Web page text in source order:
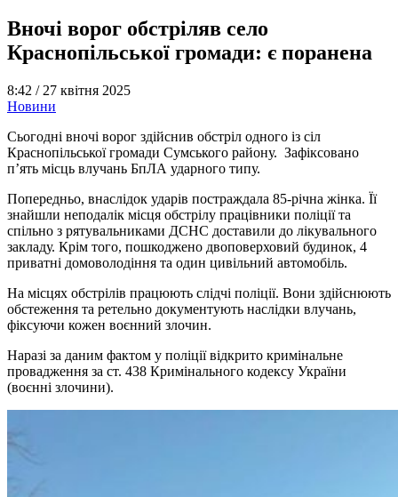
Вночі ворог обстріляв село
Краснопільської громади: є поранена
8:42 / 27 квітня 2025
Новини
Сьогодні вночі ворог здійснив обстріл одного із сіл
Краснопільської громади Сумського району. Зафіксовано
п’ять місць влучань БпЛА ударного типу.
Попередньо, внаслідок ударів постраждала 85-річна жінка. Її
знайшли неподалік місця обстрілу працівники поліції та
спільно з рятувальниками ДСНС доставили до лікувального
закладу. Крім того, пошкоджено двоповерховий будинок, 4
приватні домоволодіння та один цивільний автомобіль.
На місцях обстрілів працюють слідчі поліції. Вони здійснюють
обстеження та ретельно документують наслідки влучань,
фіксуючи кожен воєнний злочин.
Наразі за даним фактом у поліції відкрито кримінальне
провадження за ст. 438 Кримінального кодексу України
(воєнні злочини).